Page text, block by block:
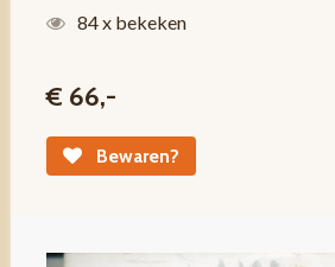
84 x bekeken
€ 66,-
Bewaren?